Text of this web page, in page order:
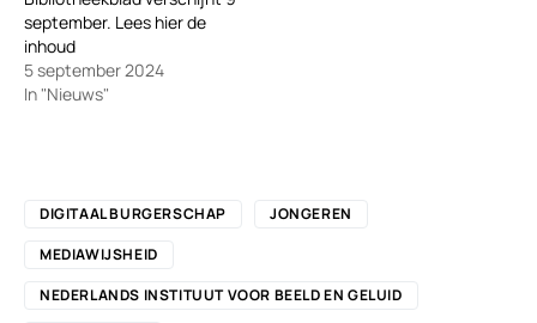
september. Lees hier de
inhoud
5 september 2024
In "Nieuws"
DIGITAAL BURGERSCHAP
JONGEREN
MEDIAWIJSHEID
NEDERLANDS INSTITUUT VOOR BEELD EN GELUID